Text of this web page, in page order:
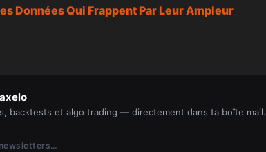
Données Qui Frappent Par Leur Ampleur
backtests et algo trading — directement dans ta boîte mail.